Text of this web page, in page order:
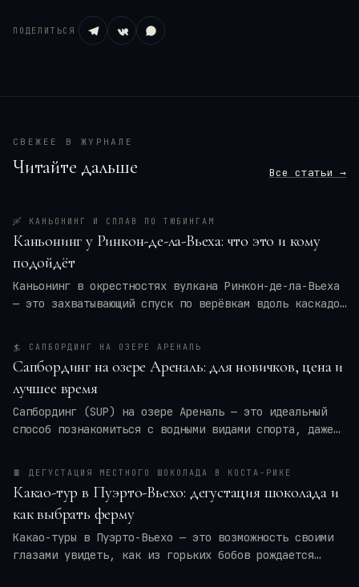
ПОДЕЛИТЬСЯ
СВЕЖЕЕ В ЖУРНАЛЕ
Читайте дальше Все статьи →
🛶 КАНЬОНИНГ И СПЛАВ ПО ТЮБИНГАМ
Каньонинг у Ринкон-де-ла-Вьеха: что это и кому
подойдёт
Каньонинг в окрестностях вулкана Ринкон-де-ла-Вьеха
— это захватывающий спуск по верёвкам вдоль каскадов
новичков или только для профи? Мы разберём программу
тура, требования к физической форме, оптимальные
месяцы и актуальные цены на 2026 год. Вы также
получите практические советы по экипировке и
безопасности, чтобы ваше путешествие вКоста-Рику
🏄 САПБОРДИНГ НА ОЗЕРЕ АРЕНАЛЬ
Сапбординг на озере Ареналь: для новичков, цена и
лучшее время
Сапбординг (SUP) на озере Ареналь — это идеальный
способ познакомиться с водными видами спорта, даже
туры и аренда досок, когда лучше всего ехать, чтобы
избежать ветра и дождей, и как подготовиться к
первому выходу на SUP. Вы узнаете всё, чтобы
спланировать идеальный день на воде в Ла-Фортуне.
🍫 ДЕГУСТАЦИЯ МЕСТНОГО ШОКОЛАДА В КОСТА-РИКЕ
Какао-тур в Пуэрто-Вьехо: дегустация шоколада и
как выбрать ферму
Какао-туры в Пуэрто-Вьехо — это возможность своими
глазами увидеть, как из горьких бобов рождается